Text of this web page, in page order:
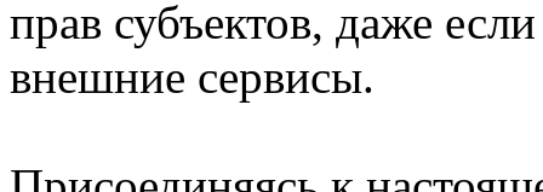
прав субъектов, даже
внешние сервисы.